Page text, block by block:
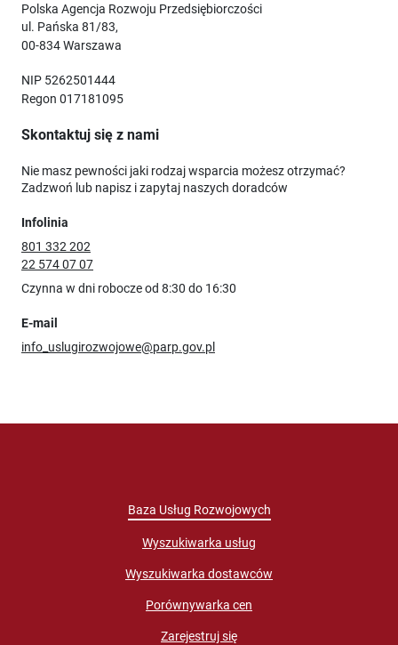
Polska Agencja Rozwoju Przedsiębiorczości
ul. Pańska 81/83,
00-834 Warszawa
NIP 5262501444
Regon 017181095
Skontaktuj się z nami
Nie masz pewności jaki rodzaj wsparcia możesz otrzymać?
Zadzwoń lub napisz i zapytaj naszych doradców
Infolinia
801 332 202
22 574 07 07
Czynna w dni robocze od 8:30 do 16:30
E-mail
info_uslugirozwojowe@parp.gov.pl
Baza Usług Rozwojowych
Wyszukiwarka usług
Wyszukiwarka dostawców
Porównywarka cen
Zarejestruj się